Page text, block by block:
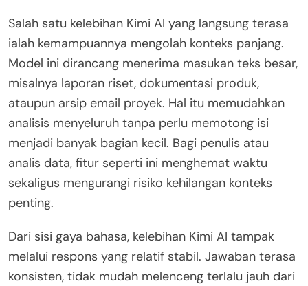
Salah satu kelebihan Kimi AI yang langsung terasa
ialah kemampuannya mengolah konteks panjang.
Model ini dirancang menerima masukan teks besar,
misalnya laporan riset, dokumentasi produk,
ataupun arsip email proyek. Hal itu memudahkan
analisis menyeluruh tanpa perlu memotong isi
menjadi banyak bagian kecil. Bagi penulis atau
analis data, fitur seperti ini menghemat waktu
sekaligus mengurangi risiko kehilangan konteks
penting.
Dari sisi gaya bahasa, kelebihan Kimi AI tampak
melalui respons yang relatif stabil. Jawaban terasa
konsisten, tidak mudah melenceng terlalu jauh dari